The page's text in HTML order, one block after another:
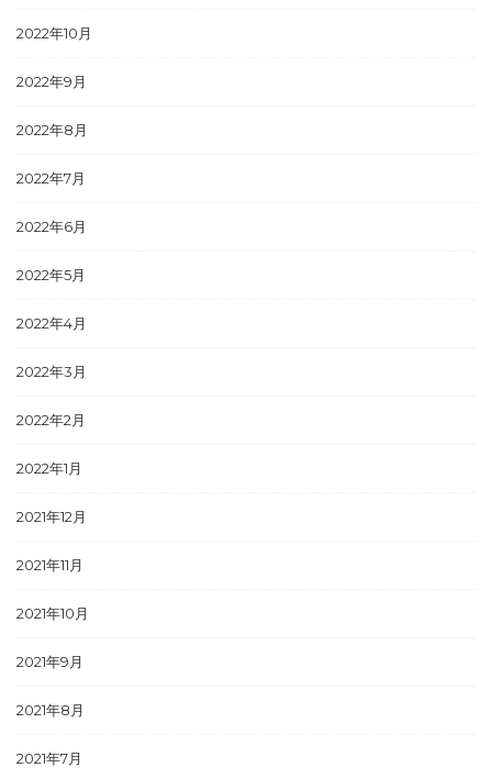
2022年10月
2022年9月
2022年8月
2022年7月
2022年6月
2022年5月
2022年4月
2022年3月
2022年2月
2022年1月
2021年12月
2021年11月
2021年10月
2021年9月
2021年8月
2021年7月